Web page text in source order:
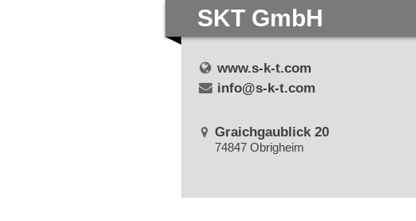
SKT GmbH
www.s-k-t.com
info@s-k-t.com
Graichgaublick 20
74847 Obrigheim